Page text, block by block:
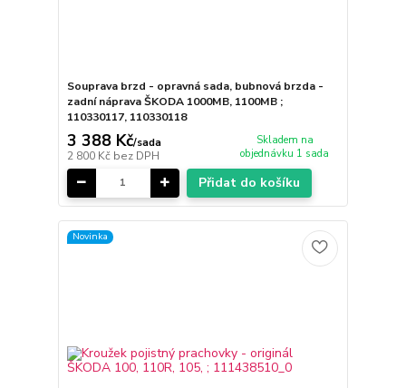
Souprava brzd - opravná sada, bubnová brzda -
zadní náprava ŠKODA 1000MB, 1100MB ;
110330117, 110330118
3 388 Kč/sada
2 800 Kč bez DPH
Skladem na
objednávku 1 sada
Přidat do košíku
Novinka